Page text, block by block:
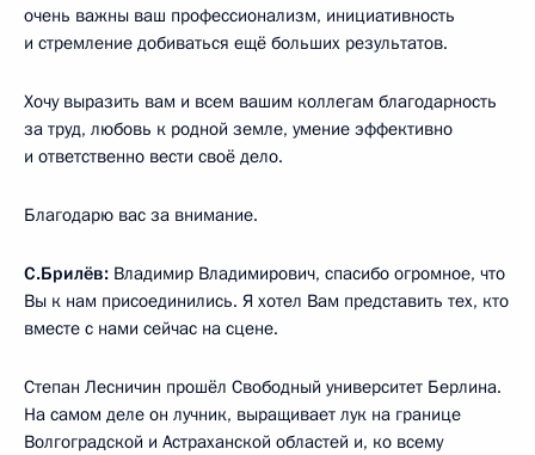
очень важны ваш профессионализм, инициативность
и стремление добиваться ещё больших результатов.
Хочу выразить вам и всем вашим коллегам благодарность
за труд, любовь к родной земле, умение эффективно
и ответственно вести своё дело.
Благодарю вас за внимание.
С.Брилёв: Владимир Владимирович, спасибо огромное, что
Вы к нам присоединились. Я хотел Вам представить тех, кто
вместе с нами сейчас на сцене.
Степан Лесничин прошёл Свободный университет Берлина.
На самом деле он лучник, выращивает лук на границе
Волгоградской и Астраханской областей и, ко всему